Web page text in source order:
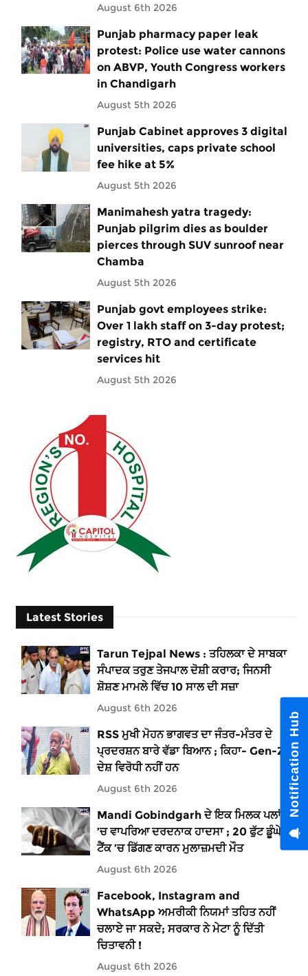
August 6th 2026
Punjab pharmacy paper leak
protest: Police use water cannons
on ABVP, Youth Congress workers
in Chandigarh
August 5th 2026
Punjab Cabinet approves 3 digital
universities, caps private school
fee hike at 5%
August 5th 2026
Manimahesh yatra tragedy:
Punjab pilgrim dies as boulder
pierces through SUV sunroof near
Chamba
August 5th 2026
Punjab govt employees strike:
Over 1 lakh staff on 3-day protest;
registry, RTO and certificate
services hit
August 5th 2026
Latest Stories
Tarun Tejpal News : ਤਹਿਲਕਾ ਦੇ ਸਾਬਕਾ
ਸੰਪਾਦਕ ਤਰੁਣ ਤੇਜਪਾਲ ਦੋਸ਼ੀ ਕਰਾਰ; ਜਿਨਸੀ
ਸ਼ੋਸ਼ਣ ਮਾਮਲੇ ਵਿੱਚ 10 ਸਾਲ ਦੀ ਸਜ਼ਾ
August 6th 2026
RSS ਮੁਖੀ ਮੋਹਨ ਭਾਗਵਤ ਦਾ ਜੰਤਰ-ਮੰਤਰ ਦੇ
ਪ੍ਰਦਰਸ਼ਨ ਬਾਰੇ ਵੱਡਾ ਬਿਆਨ ; ਕਿਹਾ- Gen-Z
ਦੇਸ਼ ਵਿਰੋਧੀ ਨਹੀਂ ਹਨ
August 6th 2026
Mandi Gobindgarh ਦੇ ਇਕ ਮਿਲਕ ਪਲਾਂਟ
’ਚ ਵਾਪਰਿਆ ਦਰਦਨਾਕ ਹਾਦਸਾ ; 20 ਫੁੱਟ ਡੂੰਘੇ
ਟੈਂਕ ’ਚ ਡਿੱਗਣ ਕਾਰਨ ਮੁਲਾਜ਼ਮਦੀ ਮੌਤ
August 6th 2026
Facebook, Instagram and
WhatsApp ਅਮਰੀਕੀ ਨਿਯਮਾਂ ਤਹਿਤ ਨਹੀਂ
ਚਲਾਏ ਜਾ ਸਕਦੇ; ਸਰਕਾਰ ਨੇ ਮੇਟਾ ਨੂੰ ਦਿੱਤੀ
ਚਿਤਾਵਨੀ !
August 6th 2026
Notification Hub